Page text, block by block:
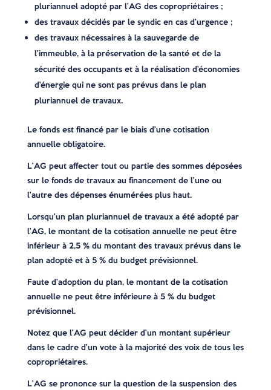
pluriannuel adopté par l’AG des copropriétaires ;
des travaux décidés par le syndic en cas d’urgence ;
des travaux nécessaires à la sauvegarde de
l’immeuble, à la préservation de la santé et de la
sécurité des occupants et à la réalisation d’économies
d’énergie qui ne sont pas prévus dans le plan
pluriannuel de travaux.
Le fonds est financé par le biais d’une cotisation
annuelle obligatoire.
L’AG peut affecter tout ou partie des sommes déposées
sur le fonds de travaux au financement de l’une ou
l’autre des dépenses énumérées plus haut.
Lorsqu’un plan pluriannuel de travaux a été adopté par
l’AG, le montant de la cotisation annuelle ne peut être
inférieur à 2,5 % du montant des travaux prévus dans le
plan adopté et à 5 % du budget prévisionnel.
Faute d’adoption du plan, le montant de la cotisation
annuelle ne peut être inférieure à 5 % du budget
prévisionnel.
Notez que l’AG peut décider d’un montant supérieur
dans le cadre d’un vote à la majorité des voix de tous les
copropriétaires.
L’AG se prononce sur la question de la suspension des